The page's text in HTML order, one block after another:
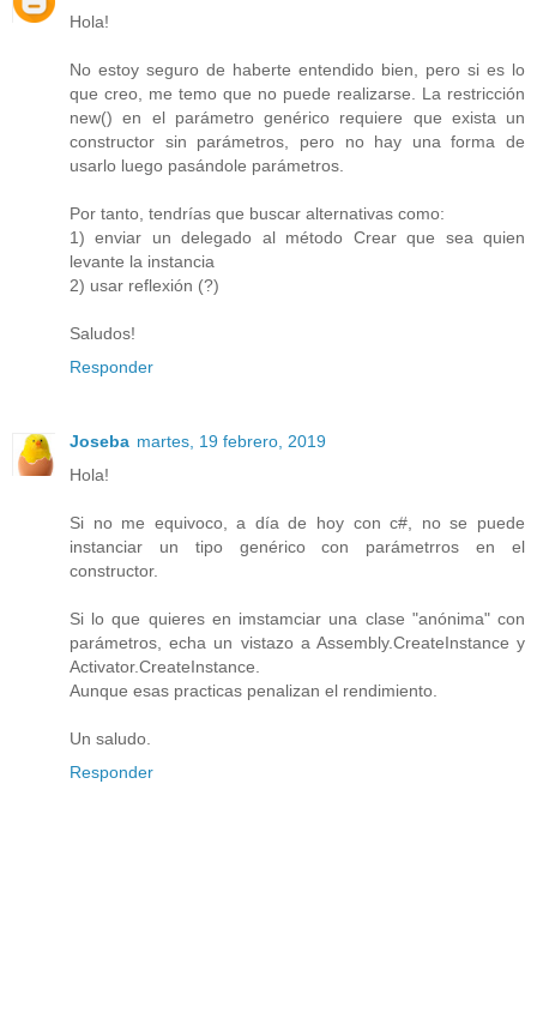
Hola!
No estoy seguro de haberte entendido bien, pero si es lo
que creo, me temo que no puede realizarse. La restricción
new() en el parámetro genérico requiere que exista un
constructor sin parámetros, pero no hay una forma de
usarlo luego pasándole parámetros.
Por tanto, tendrías que buscar alternativas como:
1) enviar un delegado al método Crear que sea quien
levante la instancia
2) usar reflexión (?)
Saludos!
Responder
Joseba martes, 19 febrero, 2019
Hola!
Si no me equivoco, a día de hoy con c#, no se puede
instanciar un tipo genérico con parámetrros en el
constructor.
Si lo que quieres en imstamciar una clase "anónima" con
parámetros, echa un vistazo a Assembly.CreateInstance y
Activator.CreateInstance.
Aunque esas practicas penalizan el rendimiento.
Un saludo.
Responder